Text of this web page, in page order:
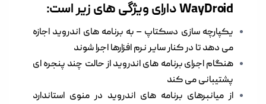
WayDroid دارای ویژگی های زیر است:
یکپارچه سازی دسکتاپ – به برنامه های اندروید اجازه
می دهد تا در کنار سایر نرم افزارها اجرا شوند
هنگام اجرای برنامه های اندروید از حالت چند پنجره ای
پشتیبانی می کند
از میانبرهای برنامه های اندروید در منوی استاندارد